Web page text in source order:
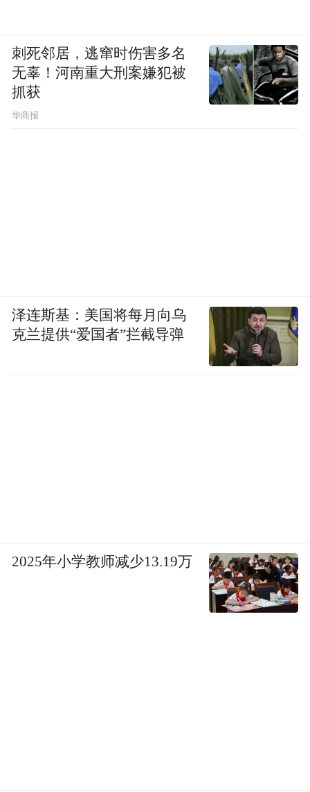
刺死邻居，逃窜时伤害多名
无辜！河南重大刑案嫌犯被
抓获
华商报
泽连斯基：美国将每月向乌
克兰提供“爱国者”拦截导弹
2025年小学教师减少13.19万